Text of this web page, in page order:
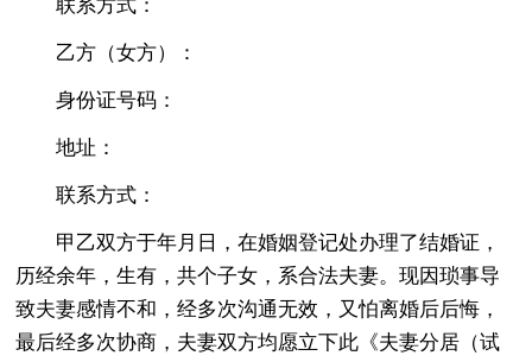
联系方式：
乙方（女方）：
身份证号码：
地址：
联系方式：
甲乙双方于年月日，在婚姻登记处办理了结婚证，
历经余年，生有，共个子女，系合法夫妻。现因琐事导
致夫妻感情不和，经多次沟通无效，又怕离婚后后悔，
最后经多次协商，夫妻双方均愿立下此《夫妻分居（试